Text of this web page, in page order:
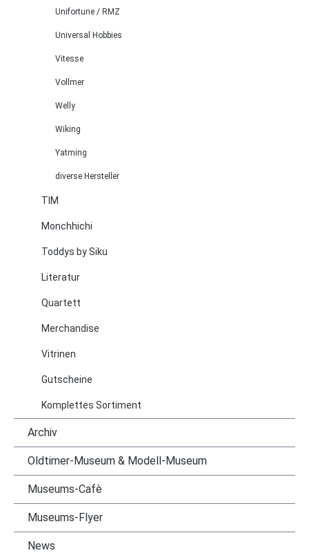
Unifortune / RMZ
Universal Hobbies
Vitesse
Vollmer
Welly
Wiking
Yatming
diverse Hersteller
TIM
Monchhichi
Toddys by Siku
Literatur
Quartett
Merchandise
Vitrinen
Gutscheine
Komplettes Sortiment
Archiv
Oldtimer-Museum & Modell-Museum
Museums-Cafè
Museums-Flyer
News